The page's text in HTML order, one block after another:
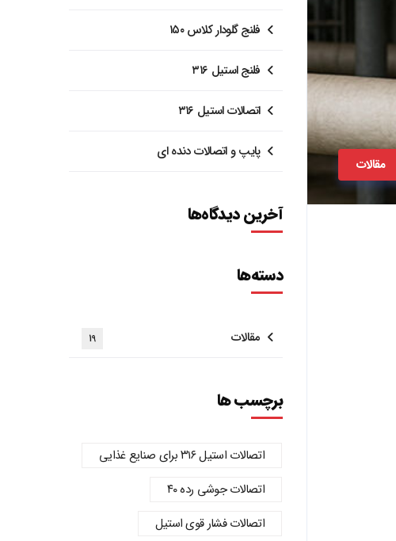
مقالات
فلنج گلودار کلاس ۱۵۰
فلنج استیل ۳۱۶
اتصالات استیل ۳۱۶
پایپ و اتصالات دنده ای
آخرین دیدگاه‌ها
دسته‌ها
مقالات 19
برچسب ها
اتصالات استیل ۳۱۶ برای صنایع غذایی
اتصالات جوشی رده ۴۰
اتصالات فشار قوی استیل